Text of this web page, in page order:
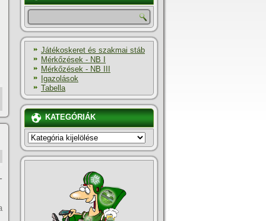
Játékoskeret és szakmai stáb
Mérkőzések - NB I
Mérkőzések - NB III
Igazolások
Tabella
KATEGÓRIÁK
KATEGÓRIÁK